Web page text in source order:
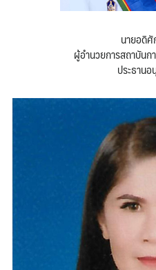
นายอดิศั
ผู้อำนวยการสถาบัน
ประธาน